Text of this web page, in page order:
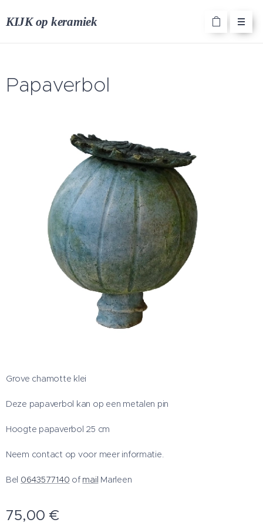
KIJK op keramiek
Papaverbol
Grove chamotte klei
Deze papaverbol kan op een metalen pin
Hoogte papaverbol 25 cm
Neem contact op voor meer informatie.
Bel 0643577140 of mail Marleen
75,00 €